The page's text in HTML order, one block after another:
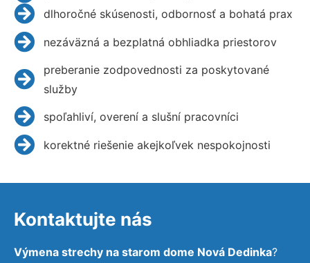
dlhoročné skúsenosti, odbornosť a bohatá prax
nezáväzná a bezplatná obhliadka priestorov
preberanie zodpovednosti za poskytované
služby
spoľahliví, overení a slušní pracovníci
korektné riešenie akejkoľvek nespokojnosti
Kontaktujte nás
Výmena strechy na starom dome Nová Dedinka?